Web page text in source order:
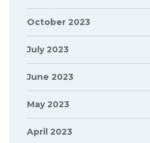
October 2023
July 2023
June 2023
May 2023
April 2023